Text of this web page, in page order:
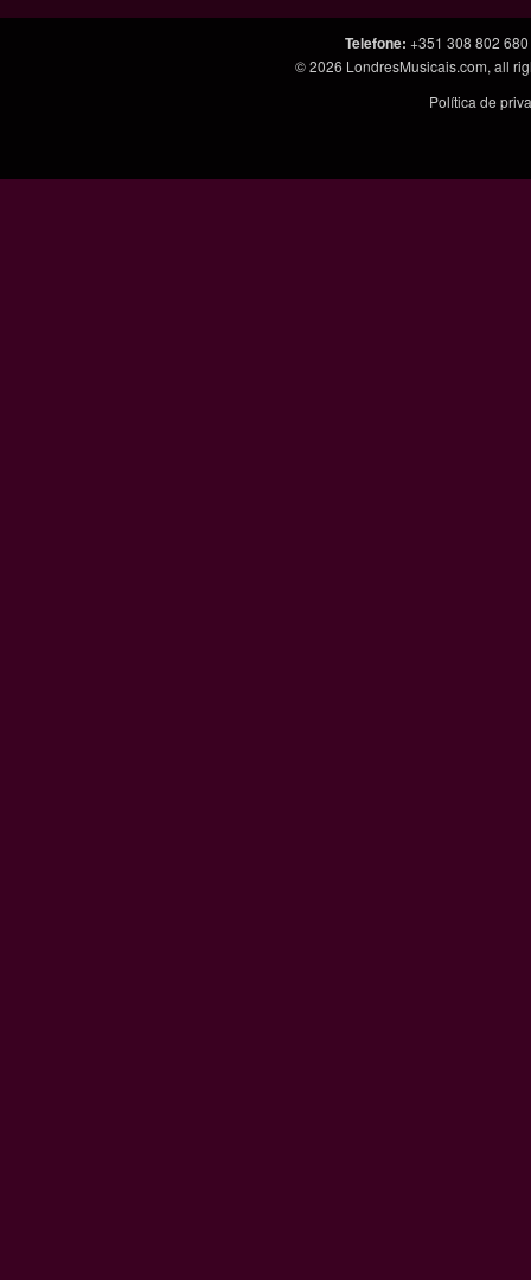
Telefone: +351 308 802 680
© 2026 LondresMusicais.com, all
Política de